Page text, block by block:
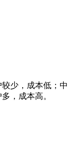
少，成本低；中
，成本高。